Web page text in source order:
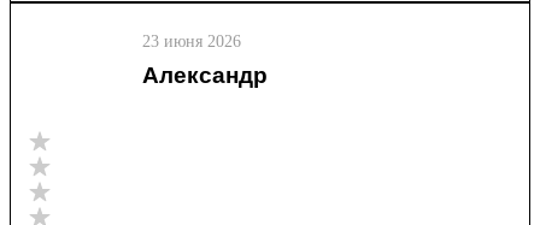
23 июня 2026
Александр